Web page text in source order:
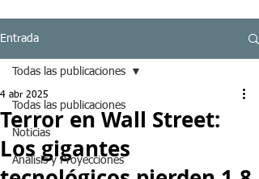
Entrada
Todas las publicaciones
Noticias
Analisis y Proyecciones
Todas las publicaciones
Terror en Wall Street:
Los gigantes
4 abr 2025